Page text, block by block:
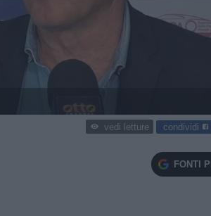
vedi letture condividi
FONTI